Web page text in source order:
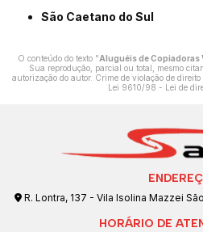
São Caetano do Sul
O conteúdo do texto "Aluguéis de Copiadoras
Sua reprodução, parcial ou total, mesmo
autorização do autor. Crime de violação de
Lei 9610/98 - Lei de
R. Lontra, 137 - Vila Isolina Mazzei
HORÁRIO DE